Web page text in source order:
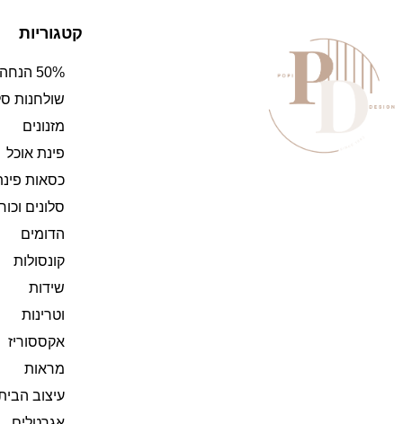
קטגוריות
50% הנחה
שולחנות
מזנונים
פינת אוכל
כסאות
סלונים
הדומים
קונסולות
שידות
וטרינות
אקססוריז
מראות
עיצוב